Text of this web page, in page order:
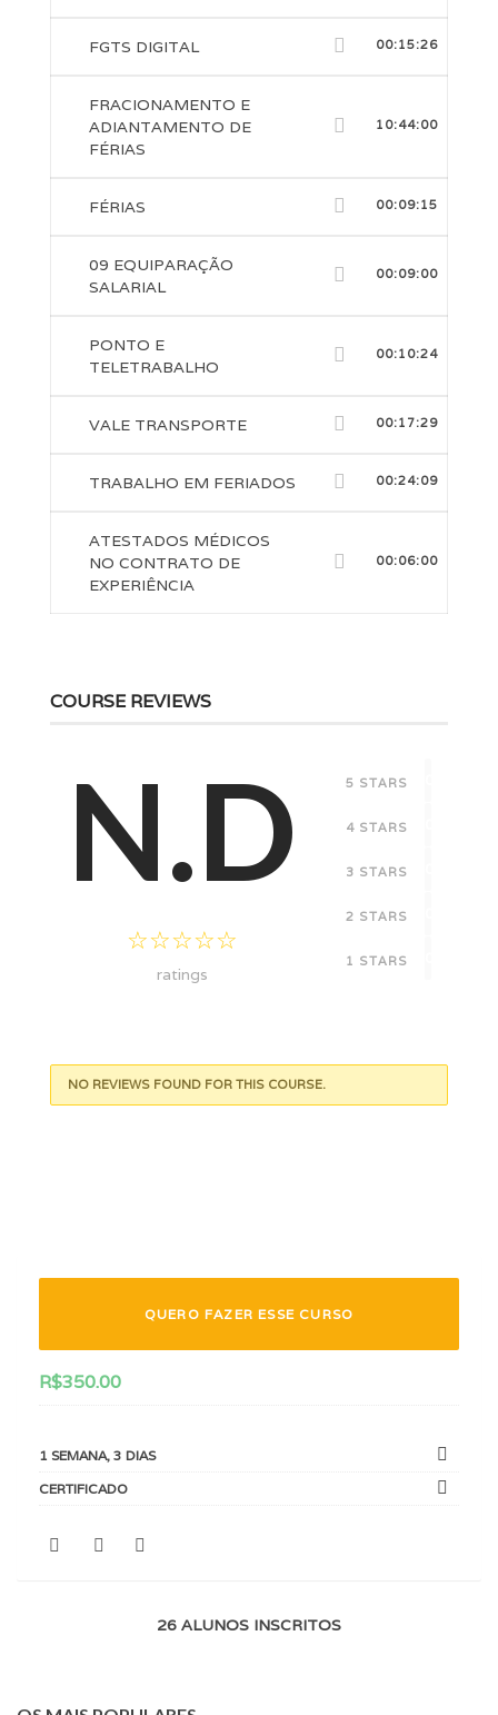
FGTS DIGITAL 00:15:26
FRACIONAMENTO E
ADIANTAMENTO DE
FÉRIAS
10:44:00
FÉRIAS 00:09:15
09 EQUIPARAÇÃO
SALARIAL
00:09:00
PONTO E
TELETRABALHO
00:10:24
VALE TRANSPORTE 00:17:29
TRABALHO EM FERIADOS 00:24:09
ATESTADOS MÉDICOS
NO CONTRATO DE
EXPERIÊNCIA
00:06:00
COURSE REVIEWS
N.D
ratings
5 STARS
4 STARS
3 STARS
2 STARS
1 STARS
NO REVIEWS FOUND FOR THIS COURSE.
QUERO FAZER ESSE CURSO
R$350.00
1 SEMANA, 3 DIAS
CERTIFICADO
26 ALUNOS INSCRITOS